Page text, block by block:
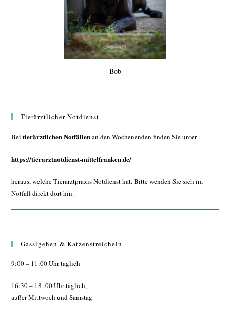
Bob
Tierärztlicher Notdienst
Beitierärztlichen Notfällenan den Wochenenden finden Sie unter
https://tierarztnotdienst-mittelfranken.de/
heraus, welche Tierarztpraxis Notdienst hat. Bitte wenden Sie sich im
Notfall direkt dort hin.
Gassigehen & Katzenstreicheln
9:00 – 11:00 Uhr täglich
16:30 – 18 :00 Uhr täglich,
außer Mittwoch und Samstag